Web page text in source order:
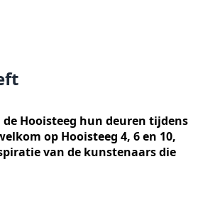
Hooisteeg hun deuren tijdens
op Hooisteeg 4, 6 en 10,
van de kunstenaars die